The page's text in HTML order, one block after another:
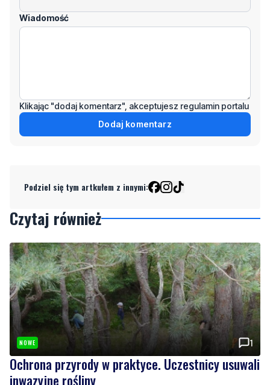
Wiadomość
Klikając "dodaj komentarz", akceptujesz regulamin portalu
Dodaj komentarz
Podziel się tym artkułem z innymi:
Czytaj również
NOWE 1
Ochrona przyrody w praktyce. Uczestnicy usuwali
inwazyjne rośliny